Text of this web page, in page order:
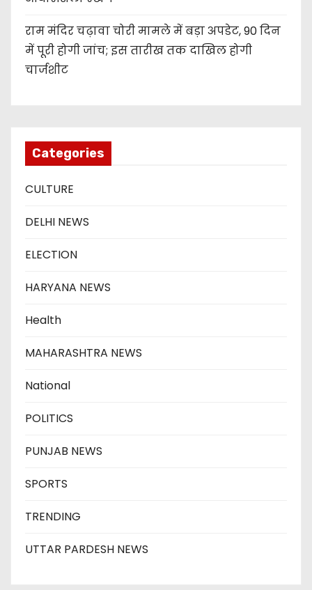
राम मंदिर चढ़ावा चोरी मामले में बड़ा अपडेट, 90 दिन
में पूरी होगी जांच; इस तारीख तक दाखिल होगी
चार्जशीट
Categories
CULTURE
DELHI NEWS
ELECTION
HARYANA NEWS
Health
MAHARASHTRA NEWS
National
POLITICS
PUNJAB NEWS
SPORTS
TRENDING
UTTAR PARDESH NEWS